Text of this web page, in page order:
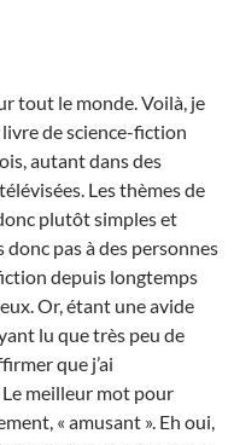
tout le monde. Voilà, je
de science-fiction
autant dans des
Les thèmes de
plutôt simples et
pas à des personnes
depuis longtemps
Or, étant une avide
lu que très peu de
que j’ai
meilleur mot pour
« amusant ». Eh oui,